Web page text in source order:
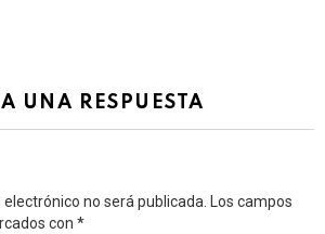
UNA RESPUESTA
no será publicada.
Los campos
con *